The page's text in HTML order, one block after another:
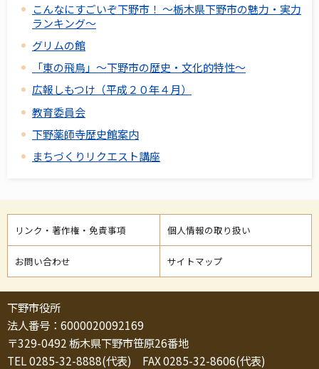
こんなにすごいぞ下野市！ ～栃木県下野市の魅力・実力
ランキング～
グリムの館
「東の飛鳥」～下野市の歴史・文化的特性～
広報しもつけ（平成２０年４月）
教育委員会
下野薬師寺歴史館案内
まちづくりリクエスト講座
リンク・著作権・免責事項 個人情報の取り扱い
お問い合わせ サイトマップ
下野市役所
法人番号：6000020092169
〒329-0492 栃木県下野市笹原26番地
TEL 0285-32-8888(代表) FAX 0285-32-8606(代表)